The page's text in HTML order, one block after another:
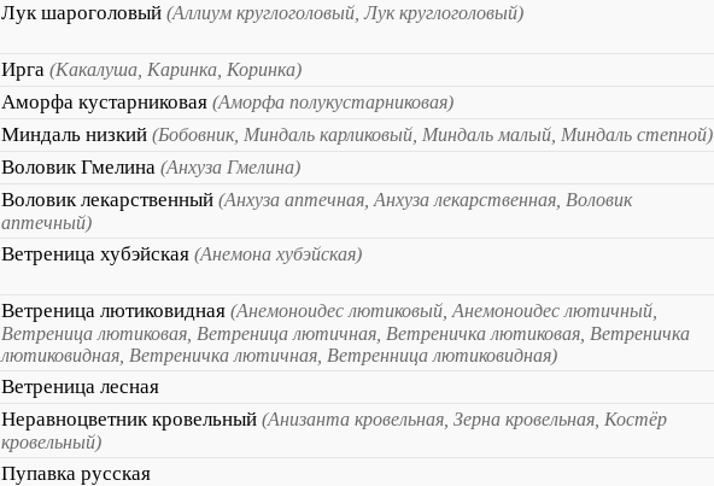
Лук шароголовый (Аллиум круглоголовый, Лук круглоголовый)
Ирга (Какалуша, Каринка, Коринка)
Аморфа кустарниковая (Аморфа полукустарниковая)
Миндаль низкий (Бобовник, Миндаль карликовый, Миндаль малый, Миндаль степной)
Воловик Гмелина (Анхуза Гмелина)
Воловик лекарственный (Анхуза аптечная, Анхуза лекарственная, Воловик
аптечный)
Ветреница хубэйская (Анемона хубэйская)
Ветреница лютиковидная (Анемоноидес лютиковый, Анемоноидес лютичный,
Ветреница лютиковая, Ветреница лютичная, Ветреничка лютиковая, Ветреничка
лютиковидная, Ветреничка лютичная, Ветренница лютиковидная)
Ветреница лесная
Неравноцветник кровельный (Анизанта кровельная, Зерна кровельная, Костёр
кровельный)
Пупавка русская